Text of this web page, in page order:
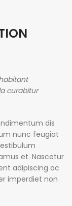
curabitur
dis
nunc feugiat
et. Nascetur
adipiscing ac
imperdiet non